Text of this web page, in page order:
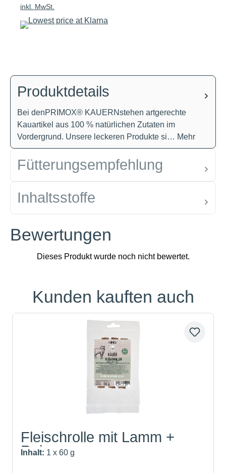
inkl. MwSt.
Produktdetails
Bei denPRIMOX® KAUERNstehen artgerechte
Kauartikel aus 100 % natürlichen Zutaten im
Vordergrund. Unsere leckeren Produkte si… Mehr
Fütterungsempfehlung
Inhaltsstoffe
Bewertungen
Produktgalerie überspringen
Kunden kauften auch
Fleischrolle mit Lamm +
Reis
Inhalt: 1 x 60 g